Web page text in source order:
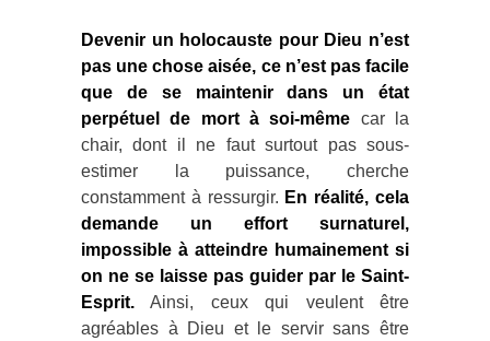
Devenir un holocauste pour Dieu n’est
pas une chose aisée, ce n’est pas facile
que de se maintenir dans un état
perpétuel de mort à soi-même car la
chair, dont il ne faut surtout pas sous-
estimer la puissance, cherche
constamment à ressurgir. En réalité, cela
demande un effort surnaturel,
impossible à atteindre humainement si
on ne se laisse pas guider par le Saint-
Esprit. Ainsi, ceux qui veulent être
agréables à Dieu et le servir sans être